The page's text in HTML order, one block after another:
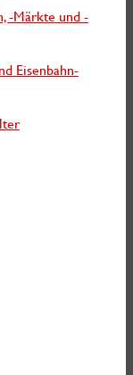
-Märkte und -
Eisenbahn-